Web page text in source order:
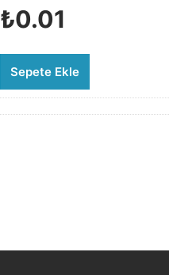
₺0.01
Sepete Ekle